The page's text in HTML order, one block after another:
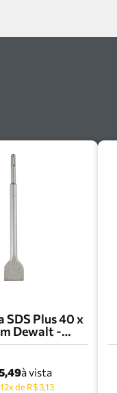
SDS Plus 40 x
Dewalt -
à vista
de R$ 3,13